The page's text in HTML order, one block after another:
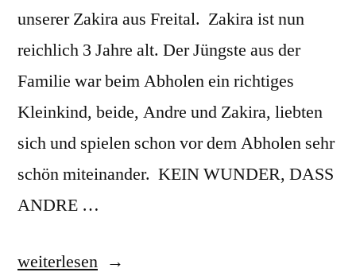
unserer Zakira aus Freital. Zakira ist nun
reichlich 3 Jahre alt. Der Jüngste aus der
Familie war beim Abholen ein richtiges
Kleinkind, beide, Andre und Zakira, liebten
sich und spielen schon vor dem Abholen sehr
schön miteinander. KEIN WUNDER, DASS
ANDRE …
„Die
weiterlesen